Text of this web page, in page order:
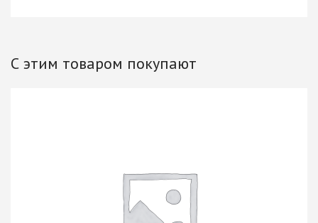
С этим товаром покупают